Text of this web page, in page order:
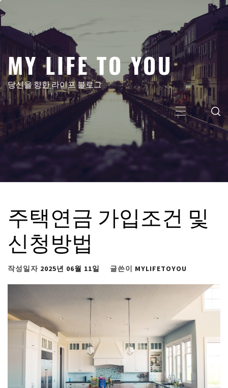
텐
건
뛰
기
MY LIFE TO YOU
당신을 향한 라이프 블로그
주
메
뉴
주택연금 가입조건 및
신청방법
작성일자 2025년 06월 11일 글쓴이 MYLIFETOYOU